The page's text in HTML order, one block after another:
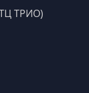
ТРИО)